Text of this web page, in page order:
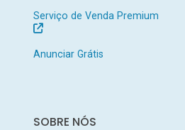
Serviço de Venda Premium
Anunciar Grátis
SOBRE NÓS